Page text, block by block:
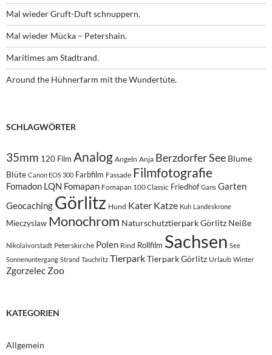
Mal wieder Gruft-Duft schnuppern.
Mal wieder Mücka – Petershain.
Maritimes am Stadtrand.
Around the Hühnerfarm mit the Wundertüte.
SCHLAGWÖRTER
35mm 120 Film Analog Angeln Anja Berzdorfer See Blume
Blüte Canon EOS 300 Farbfilm Fassade Filmfotografie
Fomadon LQN Fomapan Fomapan 100 Classic Friedhof Gans Garten
Geocaching Görlitz Hund Kater Katze Kuh Landeskrone
Mieczyslaw Monochrom Naturschutztierpark Görlitz Neiße
Nikolaivorstadt Peterskirche Polen Rind Rollfilm Sachsen See
Sonnenuntergang Strand Tauchritz TierparkTierpark Görlitz Urlaub Winter
Zgorzelec Zoo
KATEGORIEN
Allgemein